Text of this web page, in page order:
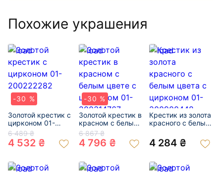
Похожие украшения
-30 %
Золотой крестик с
цирконом 01-
200222282
6 489 ₴
4 532 ₴
-30 %
Золотой крестик в
красном с белым
цвете с цирконом
01-200314767
6 867 ₴
4 796 ₴
Крестик из золота
красного с белым
01-200900448
4 284 ₴